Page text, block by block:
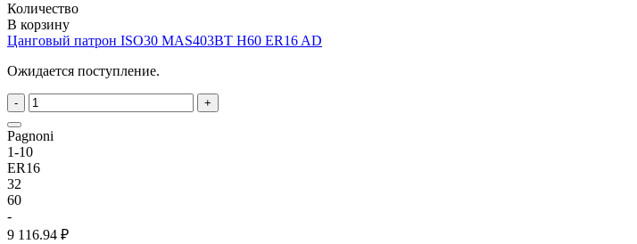
Количество
В корзину
Цанговый патрон ISO30 MAS403BT H60 ER16 AD
Ожидается поступление.
- +
Pagnoni
1-10
ER16
32
60
-
9 116.94 ₽